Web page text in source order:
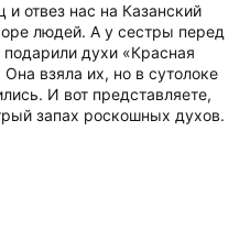
отвез нас на Казанский
людей. А у сестры перед
духи «Красная
взяла их, но в сутолоке
И вот представляете,
запах роскошных духов.